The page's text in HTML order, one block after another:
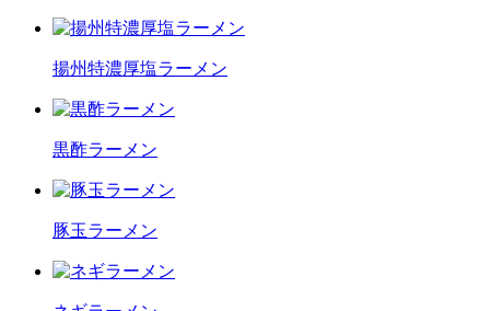
揚州特濃厚塩ラーメン
黒酢ラーメン
豚玉ラーメン